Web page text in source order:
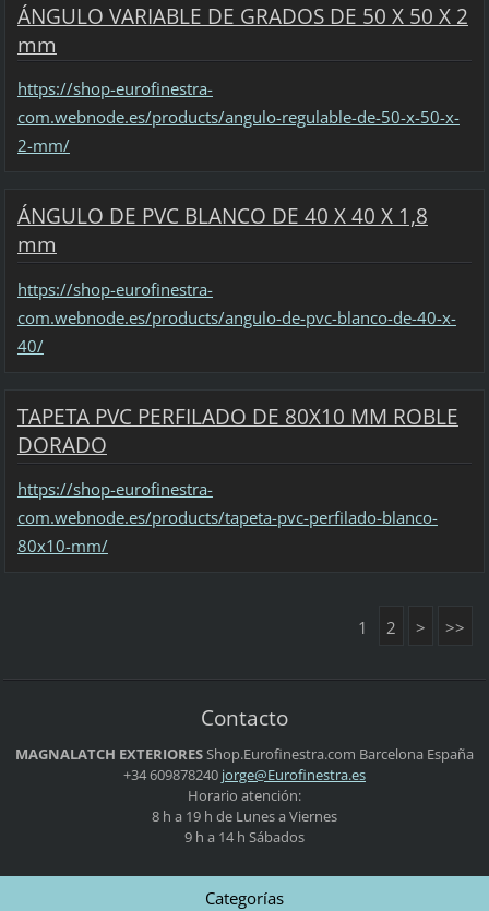
ÁNGULO VARIABLE DE GRADOS DE 50 X 50 X 2
mm
https://shop-eurofinestra-
com.webnode.es/products/angulo-regulable-de-50-x-50-x-
2-mm/
ÁNGULO DE PVC BLANCO DE 40 X 40 X 1,8
mm
https://shop-eurofinestra-
com.webnode.es/products/angulo-de-pvc-blanco-de-40-x-
40/
TAPETA PVC PERFILADO DE 80X10 MM ROBLE
DORADO
https://shop-eurofinestra-
com.webnode.es/products/tapeta-pvc-perfilado-blanco-
80x10-mm/
1 2 > >>
Contacto
MAGNALATCH EXTERIORESShop.Eurofinestra.com Barcelona España
+34 609878240 jorge@Eurofinestra.es
Horario atención:
8 h a 19 h de Lunes a Viernes
9 h a 14 h Sábados
Categorías